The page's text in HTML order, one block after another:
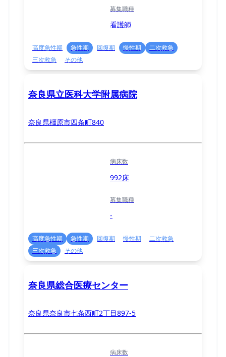
募集職種
看護師
高度急性期 急性期 回復期 慢性期
二次救急
三次救急
その他
奈良県立医科大学附属病院
奈良県橿原市四条町840
病床数
992床
募集職種
-
高度急性期 急性期 回復期 慢性期
二次救急
三次救急
その他
奈良県総合医療センター
奈良県奈良市七条西町2丁目897-5
病床数